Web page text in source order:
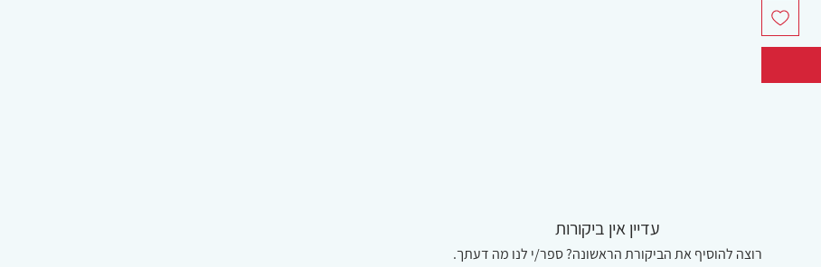
עדיין אין ביקורות
רוצה להוסיף את הביקורת הראשונה? ספר/י לנו מה דעתך.